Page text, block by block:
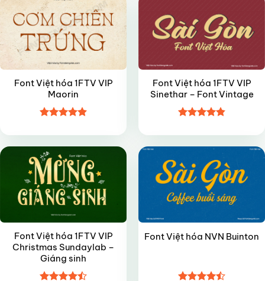
Font Việt hóa 1FTV VIP
Maorin
hạng4.95
sao
Font Việt hóa 1FTV VIP
Sinethar – Font Vintage
hạng4.85
5 sao
Font Việt hóa 1FTV VIP
Christmas Sundaylab –
Giáng sinh
Font Việt hóa NVN Buinton